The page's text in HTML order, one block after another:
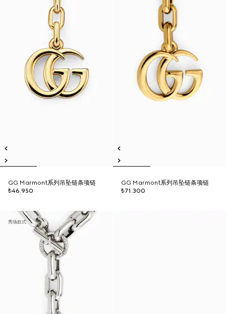
GG Marmont系列吊坠链条项链
₺46.950
GG Marmont系列吊坠链条项链
₺71.300
秀场款式